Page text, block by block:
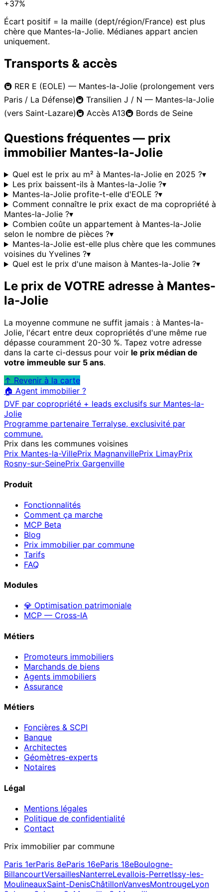
+37%
Écart positif = la maille (dept/région/France) est plus
chère que Mantes-la-Jolie. Médianes appart ancien
uniquement.
Transports & accès
🚇 RER E (EOLE) — Mantes-la-Jolie (prolongement vers
Paris / La Défense)🚇 Transilien J / N — Mantes-la-Jolie
(vers Saint-Lazare)🚇 Accès A13🚇 Bords de Seine
Questions fréquentes — prix
immobilier Mantes-la-Jolie
Quel est le prix au m² à Mantes-la-Jolie en 2025 ?▾
Les prix baissent-ils à Mantes-la-Jolie ?▾
Mantes-la-Jolie profite-t-elle d'EOLE ?▾
Comment connaître le prix exact de ma copropriété à
Mantes-la-Jolie ?▾
Combien coûte un appartement à Mantes-la-Jolie
selon le nombre de pièces ?▾
Mantes-la-Jolie est-elle plus chère que les communes
voisines du Yvelines ?▾
Quel est le prix d'une maison à Mantes-la-Jolie ?▾
Le prix de VOTRE adresse à Mantes-
la-Jolie
La moyenne commune ne suffit jamais : à Mantes-la-
Jolie, l'écart entre deux copropriétés d'une même rue
dépasse couramment 20-30 %. Tapez votre adresse
dans la carte ci-dessus pour voir le prix médian de
votre immeuble sur 5 ans.
↑ Revenir à la carte
🏠 Agent immobilier ?
DVF par copropriété + leads exclusifs sur Mantes-la-
Jolie
Programme partenaire Terralyse, exclusivité par
commune.
Prix dans les communes voisines
Prix Mantes-la-VillePrix MagnanvillePrix LimayPrix
Rosny-sur-SeinePrix Gargenville
Produit
Fonctionnalités
Comment ça marche
MCP Beta
Blog
Prix immobilier par commune
Tarifs
FAQ
Modules
💎 Optimisation patrimoniale
MCP — Cross-IA
Métiers
Promoteurs immobiliers
Marchands de biens
Agents immobiliers
Assurance
Métiers
Foncières & SCPI
Banque
Architectes
Géomètres-experts
Notaires
Légal
Mentions légales
Politique de confidentialité
Contact
Prix immobilier par commune
Paris 1erParis 8eParis 16eParis 18eBoulogne-
BillancourtVersaillesNanterreLevallois-PerretIssy-les-
MoulineauxSaint-DenisChâtillonVanvesMontrougeLyon